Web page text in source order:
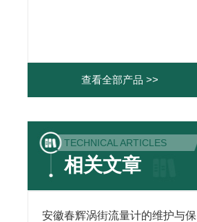
查看全部产品 >>
TECHNICAL ARTICLES
相关文章
安徽春辉涡街流量计的维护与保